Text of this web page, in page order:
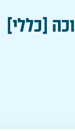
[כללי]